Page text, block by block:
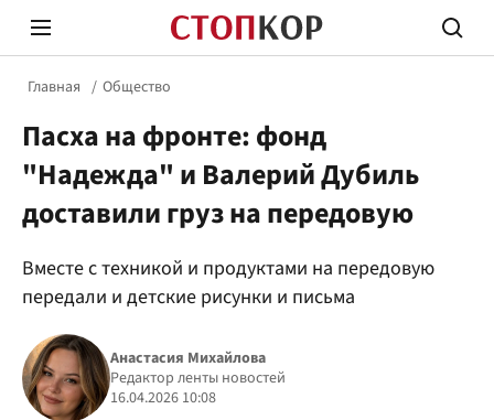
Политика
Главная Общество
Пасха на фронте: фонд
"Надежда" и Валерий Дубиль
доставили груз на передовую
Вместе с техникой и продуктами на передовую
передали и детские рисунки и письма
Анастасия Михайлова
Редактор ленты новостей
16.04.2026 10:08